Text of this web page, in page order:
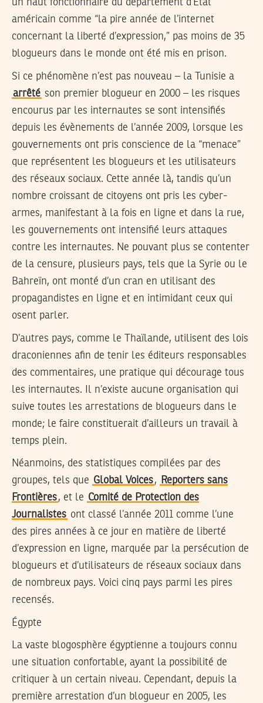
un haut fonctionnaire du département d’Etat
américain comme “la pire année de l’internet
concernant la liberté d’expression,” pas moins de 35
blogueurs dans le monde ont été mis en prison.
Si ce phénomène n’est pas nouveau – la Tunisie a
arrêté son premier blogueur en 2000 – les risques
encourus par les internautes se sont intensifiés
depuis les évènements de l’année 2009, lorsque les
gouvernements ont pris conscience de la “menace”
que représentent les blogueurs et les utilisateurs
des réseaux sociaux. Cette année là, tandis qu’un
nombre croissant de citoyens ont pris les cyber-
armes, manifestant à la fois en ligne et dans la rue,
les gouvernements ont intensifié leurs attaques
contre les internautes. Ne pouvant plus se contenter
de la censure, plusieurs pays, tels que la Syrie ou le
Bahreïn, ont monté d’un cran en utilisant des
propagandistes en ligne et en intimidant ceux qui
osent parler.
D’autres pays, comme le Thaïlande, utilisent des lois
draconiennes afin de tenir les éditeurs responsables
des commentaires, une pratique qui décourage tous
les internautes. Il n’existe aucune organisation qui
suive toutes les arrestations de blogueurs dans le
monde; le faire constituerait d’ailleurs un travail à
temps plein.
Néanmoins, des statistiques compilées par des
groupes, tels que Global Voices,
Reporters sans
Frontières, et le Comité de Protection des
Journalistes ont classé l’année 2011 comme l’une
des pires années à ce jour en matière de liberté
d’expression en ligne, marquée par la persécution de
blogueurs et d’utilisateurs de réseaux sociaux dans
de nombreux pays. Voici cinq pays parmi les pires
recensés.
Égypte
La vaste blogosphère égyptienne a toujours connu
une situation confortable, ayant la possibilité de
critiquer à un certain niveau. Cependant, depuis la
première arrestation d’un blogueur en 2005, les